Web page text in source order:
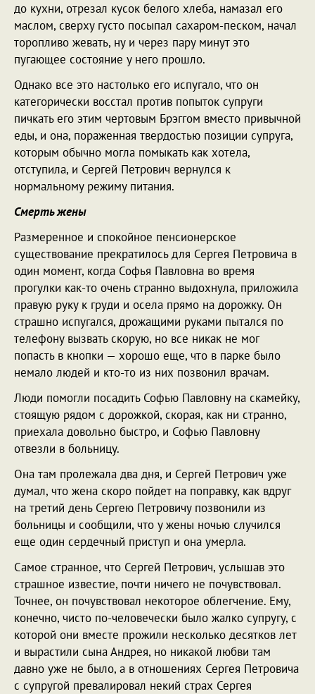
до кухни, отрезал кусок белого хлеба, намазал его
маслом, сверху густо посыпал сахаром-песком, начал
торопливо жевать, ну и через пару минут это
пугающее состояние у него прошло.
Однако все это настолько его испугало, что он
категорически восстал против попыток супруги
пичкать его этим чертовым Брэггом вместо привычной
еды, и она, пораженная твердостью позиции супруга,
которым обычно могла помыкать как хотела,
отступила, и Сергей Петрович вернулся к
нормальному режиму питания.
Смерть жены
Размеренное и спокойное пенсионерское
существование прекратилось для Сергея Петровича в
один момент, когда Софья Павловна во время
прогулки как-то очень странно выдохнула, приложила
правую руку к груди и осела прямо на дорожку. Он
страшно испугался, дрожащими руками пытался по
телефону вызвать скорую, но все никак не мог
попасть в кнопки — хорошо еще, что в парке было
немало людей и кто-то из них позвонил врачам.
Люди помогли посадить Софью Павловну на скамейку,
стоящую рядом с дорожкой, скорая, как ни странно,
приехала довольно быстро, и Софью Павловну
отвезли в больницу.
Она там пролежала два дня, и Сергей Петрович уже
думал, что жена скоро пойдет на поправку, как вдруг
на третий день Сергею Петровичу позвонили из
больницы и сообщили, что у жены ночью случился
еще один сердечный приступ и она умерла.
Самое странное, что Сергей Петрович, услышав это
страшное известие, почти ничего не почувствовал.
Точнее, он почувствовал некоторое облегчение. Ему,
конечно, чисто по-человечески было жалко супругу, с
которой они вместе прожили несколько десятков лет
и вырастили сына Андрея, но никакой любви там
давно уже не было, а в отношениях Сергея Петровича
с супругой превалировал некий страх Сергея